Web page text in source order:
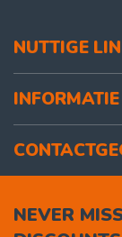
NUTTIGE
INFORMATIE
NEVER